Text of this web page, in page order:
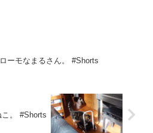
ーモなまるさん。 #Shorts
。 #Shorts